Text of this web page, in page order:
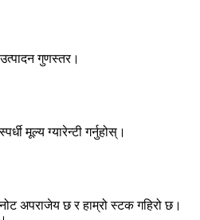
गुणस्तर।
मूल्य ग्यारेन्टी गर्नुहोस्।
अपराजेय छ र हाम्रो स्टक गहिरो छ।